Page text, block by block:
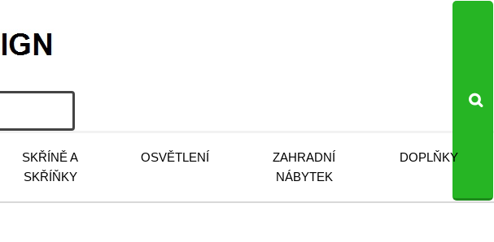
SKŘÍNĚ A
SKŘÍŇKY
OSVĚTLENÍ
ZAHRADNÍ
NÁBYTEK
DOPLŇKY